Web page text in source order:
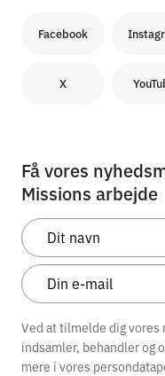
Facebook
X
Få vores
Missions arbejde
Ved at tilmelde dig vores
indsamler, behandler og
mere i vores